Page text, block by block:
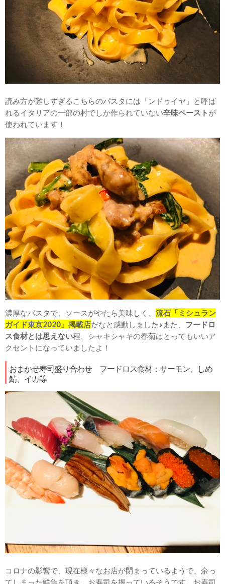
読み方が難しすぎるこちらのパスタには「ンドゥイヤ」と呼ば
れるイタリアの一部の村でしか作られていない辛味ペースト が
使われています！
濃厚なパスタで、ソースがやたら美味しく、 流石「ミシュラン
ガイド東京2020」掲載店だなと感動しました♪また、 フードロ
ス食材とは思えない程、シャキシャキの春菊はとってもいいア
クセントになっていましたよ！
おまかせ寿司盛り合わせ フードロス食材：サーモン、しめ
鯖、イカ等
コロナの影響で、現在様々なお店が閉まっているようで、余っ
てしまった鮮魚を頂き、お寿司を握っているそうです。お寿司